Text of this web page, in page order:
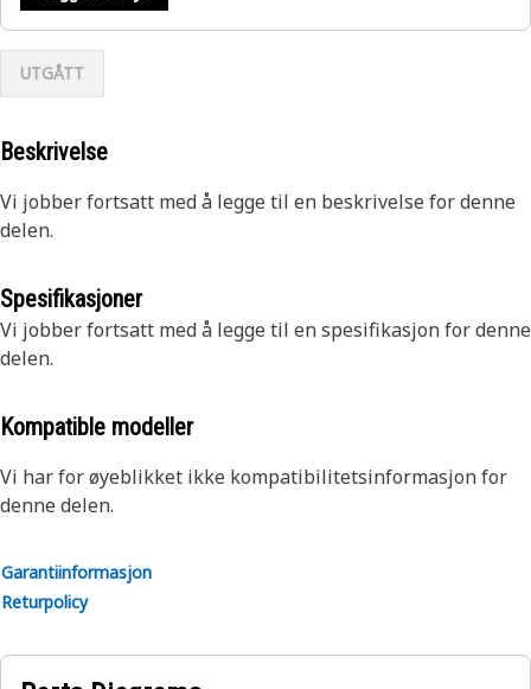
UTGÅTT
Beskrivelse
Vi jobber fortsatt med å legge til en beskrivelse for denne
delen.
Spesifikasjoner
Vi jobber fortsatt med å legge til en spesifikasjon for denne
delen.
Kompatible modeller
Vi har for øyeblikket ikke kompatibilitetsinformasjon for
denne delen.
Garantiinformasjon
Returpolicy